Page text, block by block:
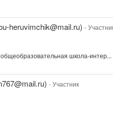
heruvimchik@mail.ru) -
школа-интер...
- Участник